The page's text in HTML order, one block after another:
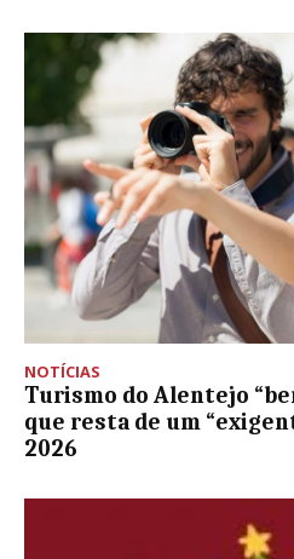
NOTÍCIAS
Turismo do Alentejo
que resta de um
2026